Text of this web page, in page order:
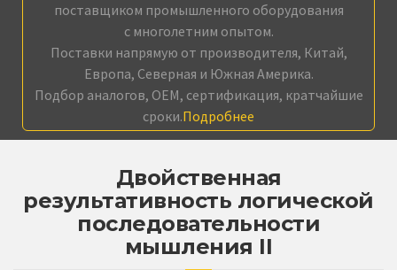
поставщиком промышленного оборудования
с многолетним опытом.
Поставки напрямую от производителя, Китай,
Европа, Северная и Южная Америка.
Подбор аналогов, OEM, сертификация, кратчайшие
сроки.Подробнее
Двойственная
результативность логической
последовательности
мышления II